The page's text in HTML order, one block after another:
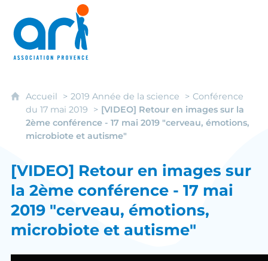
ARI - Association régionale pour
Accueil 2019 Année de la science
Conférence
du 17 mai 2019
[VIDEO] Retour en images sur la
2ème conférence - 17 mai 2019 "cerveau, émotions,
microbiote et autisme"
[VIDEO] Retour en images sur
la 2ème conférence - 17 mai
2019 "cerveau, émotions,
microbiote et autisme"